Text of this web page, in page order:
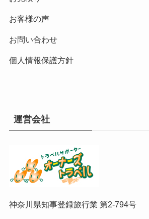
お客様の声
お問い合わせ
個人情報保護方針
運営会社
神奈川県知事登録旅行業 第2-794号